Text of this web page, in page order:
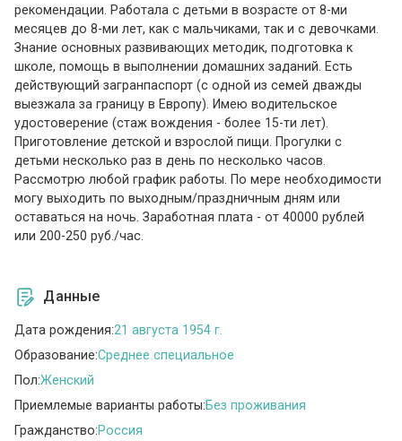
рекомендации. Работала с детьми в возрасте от 8-ми
месяцев до 8-ми лет, как с мальчиками, так и с девочками.
Знание основных развивающих методик, подготовка к
школе, помощь в выполнении домашних заданий. Есть
действующий загранпаспорт (с одной из семей дважды
выезжала за границу в Европу). Имею водительское
удостоверение (стаж вождения - более 15-ти лет).
Приготовление детской и взрослой пищи. Прогулки с
детьми несколько раз в день по несколько часов.
Рассмотрю любой график работы. По мере необходимости
могу выходить по выходным/праздничным дням или
оставаться на ночь. Заработная плата - от 40000 рублей
или 200-250 руб./час.
Данные
Дата рождения:21 августа 1954 г.
Образование:Среднее специальное
Пол:Женский
Приемлемые варианты работы:Без проживания
Гражданство:Россия